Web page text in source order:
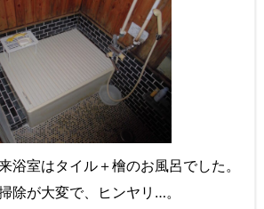
浴室はタイル＋檜のお風呂でした。
除が大変で、ヒンヤリ…。